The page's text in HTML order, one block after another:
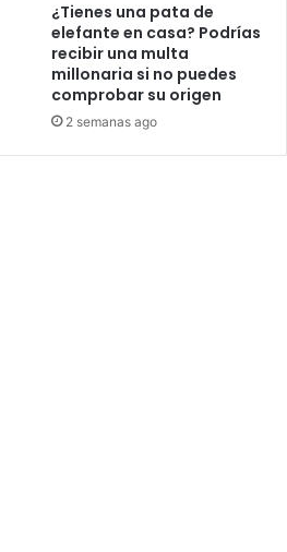
¿Tienes una pata de
elefante en casa? Podrías
recibir una multa
millonaria si no puedes
comprobar su origen
2 semanas ago